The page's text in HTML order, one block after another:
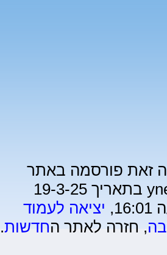
זאת פורסמה באתר
ynetbiz בתאריך 19-3-25
יציאה לעמוד
, חזרה לאתר החדשות.